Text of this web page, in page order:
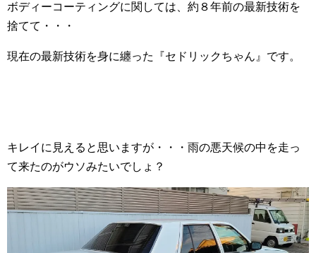
ボディーコーティングに関しては、約８年前の最新技術を
捨てて・・・
現在の最新技術を身に纏った『セドリックちゃん』です。
キレイに見えると思いますが・・・雨の悪天候の中を走っ
て来たのがウソみたいでしょ？